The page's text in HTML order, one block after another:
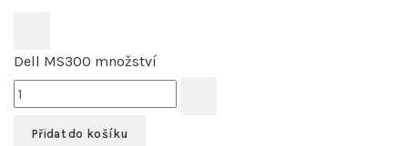
Dell MS300 množství
Přidat do košíku